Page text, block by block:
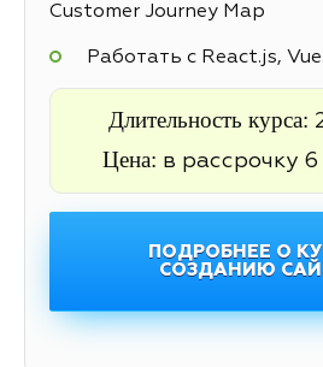
Customer Journey Map
Работать с React.js,
Длительность курса:
Цена: в рассрочку
ПОДРОБНЕЕ О
СОЗДАНИЮ